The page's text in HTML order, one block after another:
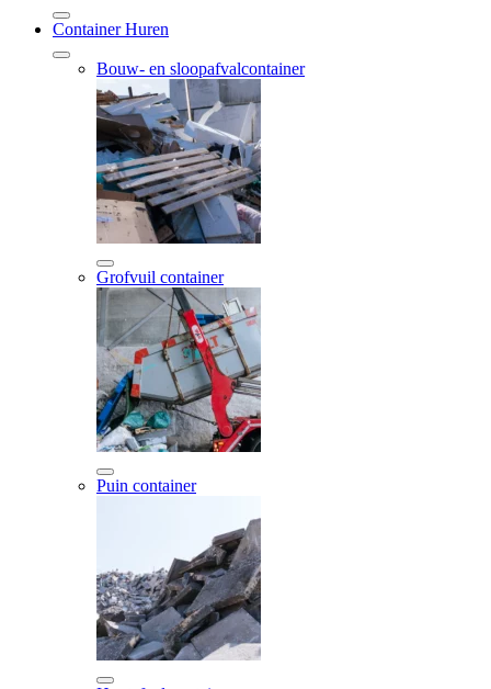
Container Huren
Bouw- en sloopafvalcontainer
Grofvuil container
Puin container